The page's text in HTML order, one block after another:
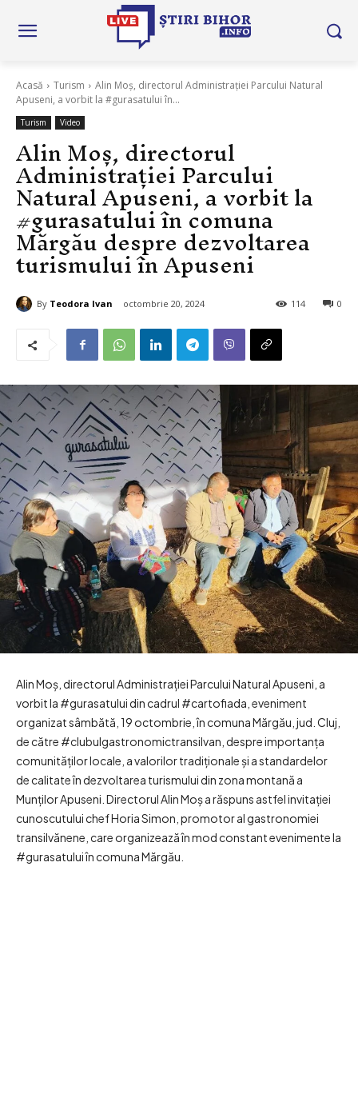
Acasă Turism
Alin Moș, directorul Administrației Parcului Natural
Apuseni, a vorbit la #gurasatului în...
Turism Video
Alin Moș, directorul
Administrației Parcului
Natural Apuseni, a vorbit la
#gurasatului în comuna
Mărgău despre dezvoltarea
turismului în Apuseni
By Teodora Ivan octombrie 20, 2024 0
114
Alin Moș, directorul Administrației Parcului Natural Apuseni, a
vorbit la #gurasatului din cadrul #cartofiada, eveniment
organizat sâmbătă, 19 octombrie, în comuna Mărgău, jud. Cluj,
de către #clubulgastronomictransilvan, despre importanța
comunităților locale, a valorilor tradiționale și a standardelor
de calitate în dezvoltarea turismului din zona montană a
Munților Apuseni. Directorul Alin Moș a răspuns astfel invitației
cunoscutului chef Horia Simon, promotor al gastronomiei
transilvănene, care organizează în mod constant evenimente la
#gurasatului în comuna Mărgău.